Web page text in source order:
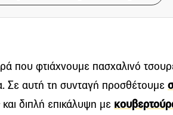
που φτιάχνουμε πασχαλινό
Σε αυτή τη συνταγή προσθέτουμε
διπλή επικάλυψη με